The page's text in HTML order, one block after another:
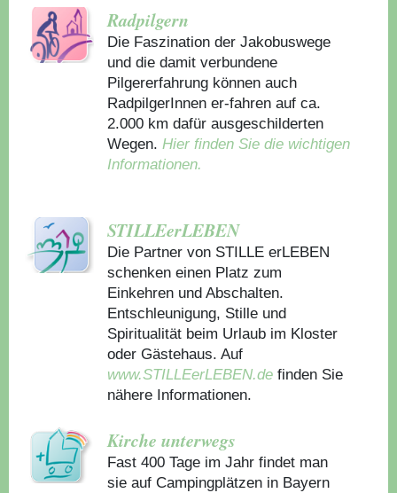
Radpilgern
Die Faszination der Jakobuswege
und die damit verbundene
Pilgererfahrung können auch
RadpilgerInnen er-fahren auf ca.
2.000 km dafür ausgeschilderten
Wegen.Hier finden Sie die wichtigen
Informationen.
STILLEerLEBEN
Die Partner von STILLE erLEBEN
schenken einen Platz zum
Einkehren und Abschalten.
Entschleunigung, Stille und
Spiritualität beim Urlaub im Kloster
oder Gästehaus. Auf
www.STILLEerLEBEN.de finden Sie
nähere Informationen.
Kirche unterwegs
Fast 400 Tage im Jahr findet man
sie auf Campingplätzen in Bayern